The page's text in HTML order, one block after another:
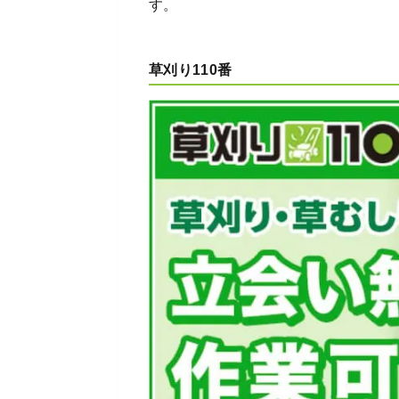
す。
草刈り110番